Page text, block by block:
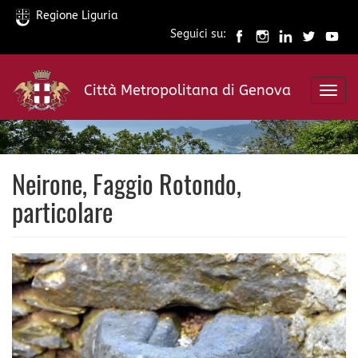
Salta
contenuto
principale
Regione Liguria
Seguici su:
Città Metropolitana di Genova
Neirone, Faggio Rotondo,
particolare